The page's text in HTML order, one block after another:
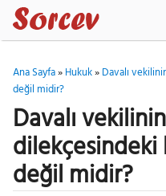
Ana Sayfa»Hukuk»Davalı
değil midir?
Davalı
dilekçesindeki
değil midir?